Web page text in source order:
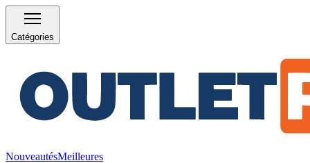
Catégories
NouveautésMeilleures